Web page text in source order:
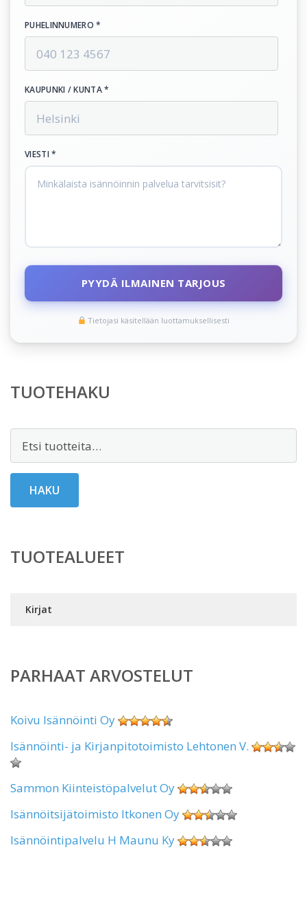
PUHELINNUMERO *
KAUPUNKI / KUNTA *
VIESTI *
PYYDÄ ILMAINEN TARJOUS
Tietojasi käsitellään luottamuksellisesti
TUOTEHAKU
HAKU
TUOTEALUEET
Kirjat
PARHAAT ARVOSTELUT
Koivu Isännöinti Oy
Isännöinti- ja Kirjanpitotoimisto Lehtonen V.
Sammon Kiinteistöpalvelut Oy
Isännöitsijätoimisto Itkonen Oy
Isännöintipalvelu H Maunu Ky